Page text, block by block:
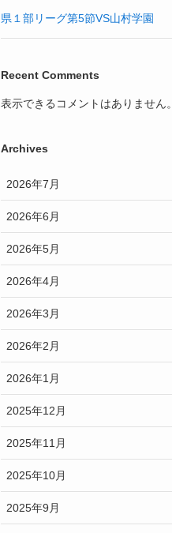
県１部リーグ第5節VS山村学園
Recent Comments
表示できるコメントはありません。
Archives
2026年7月
2026年6月
2026年5月
2026年4月
2026年3月
2026年2月
2026年1月
2025年12月
2025年11月
2025年10月
2025年9月